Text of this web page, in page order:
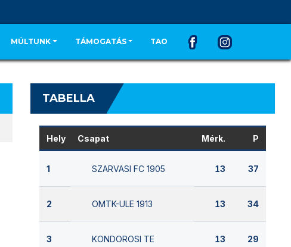
MÚLTUNK TÁMOGATÁS TAO
TABELLA
Hely Csapat Mérk. P
1 SZARVASI FC 1905 13 37
2 OMTK-ULE 1913 13 34
3 KONDOROSI TE 13 29